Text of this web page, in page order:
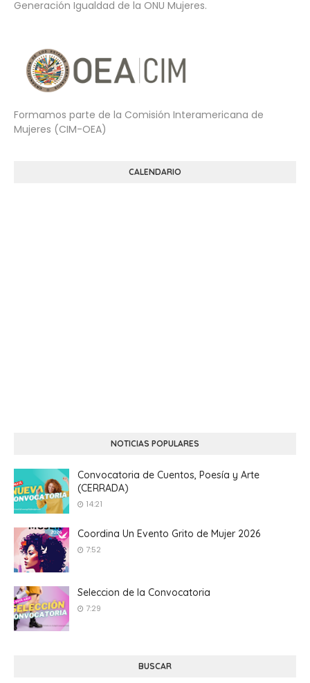
Generación Igualdad de la ONU Mujeres.
Formamos parte de la Comisión Interamericana de
Mujeres (CIM-OEA)
CALENDARIO
NOTICIAS POPULARES
Convocatoria de Cuentos, Poesía y Arte
(CERRADA)
14:21
Coordina Un Evento Grito de Mujer 2026
7:52
Seleccion de la Convocatoria
7:29
BUSCAR